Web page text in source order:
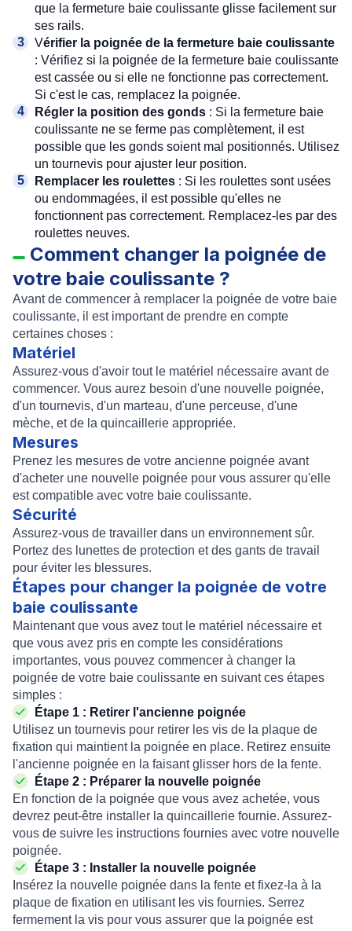
que la fermeture baie coulissante glisse facilement sur
ses rails.
Vérifier la poignée de la fermeture baie coulissante
: Vérifiez si la poignée de la fermeture baie coulissante
est cassée ou si elle ne fonctionne pas correctement.
Si c'est le cas, remplacez la poignée.
Régler la position des gonds : Si la fermeture baie
coulissante ne se ferme pas complètement, il est
possible que les gonds soient mal positionnés. Utilisez
un tournevis pour ajuster leur position.
Remplacer les roulettes : Si les roulettes sont usées
ou endommagées, il est possible qu'elles ne
fonctionnent pas correctement. Remplacez-les par des
roulettes neuves.
Comment changer la poignée de
votre baie coulissante ?
Avant de commencer à remplacer la poignée de votre baie
coulissante, il est important de prendre en compte
certaines choses :
Matériel
Assurez-vous d'avoir tout le matériel nécessaire avant de
commencer. Vous aurez besoin d'une nouvelle poignée,
d'un tournevis, d'un marteau, d'une perceuse, d'une
mèche, et de la quincaillerie appropriée.
Mesures
Prenez les mesures de votre ancienne poignée avant
d'acheter une nouvelle poignée pour vous assurer qu'elle
est compatible avec votre baie coulissante.
Sécurité
Assurez-vous de travailler dans un environnement sûr.
Portez des lunettes de protection et des gants de travail
pour éviter les blessures.
Étapes pour changer la poignée de votre
baie coulissante
Maintenant que vous avez tout le matériel nécessaire et
que vous avez pris en compte les considérations
importantes, vous pouvez commencer à changer la
poignée de votre baie coulissante en suivant ces étapes
simples :
Étape 1 : Retirer l'ancienne poignée
Utilisez un tournevis pour retirer les vis de la plaque de
fixation qui maintient la poignée en place. Retirez ensuite
l'ancienne poignée en la faisant glisser hors de la fente.
Étape 2 : Préparer la nouvelle poignée
En fonction de la poignée que vous avez achetée, vous
devrez peut-être installer la quincaillerie fournie. Assurez-
vous de suivre les instructions fournies avec votre nouvelle
poignée.
Étape 3 : Installer la nouvelle poignée
Insérez la nouvelle poignée dans la fente et fixez-la à la
plaque de fixation en utilisant les vis fournies. Serrez
fermement la vis pour vous assurer que la poignée est